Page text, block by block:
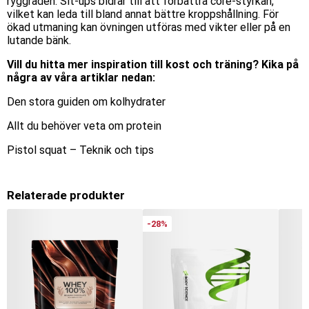
vilket kan leda till bland annat bättre kroppshållning. För
ökad utmaning kan övningen utföras med vikter eller på en
lutande bänk.
Vill du hitta mer inspiration till kost och träning? Kika på
några av våra artiklar nedan:
Den stora guiden om kolhydrater
Allt du behöver veta om protein
Pistol squat – Teknik och tips
Relaterade produkter
-28%